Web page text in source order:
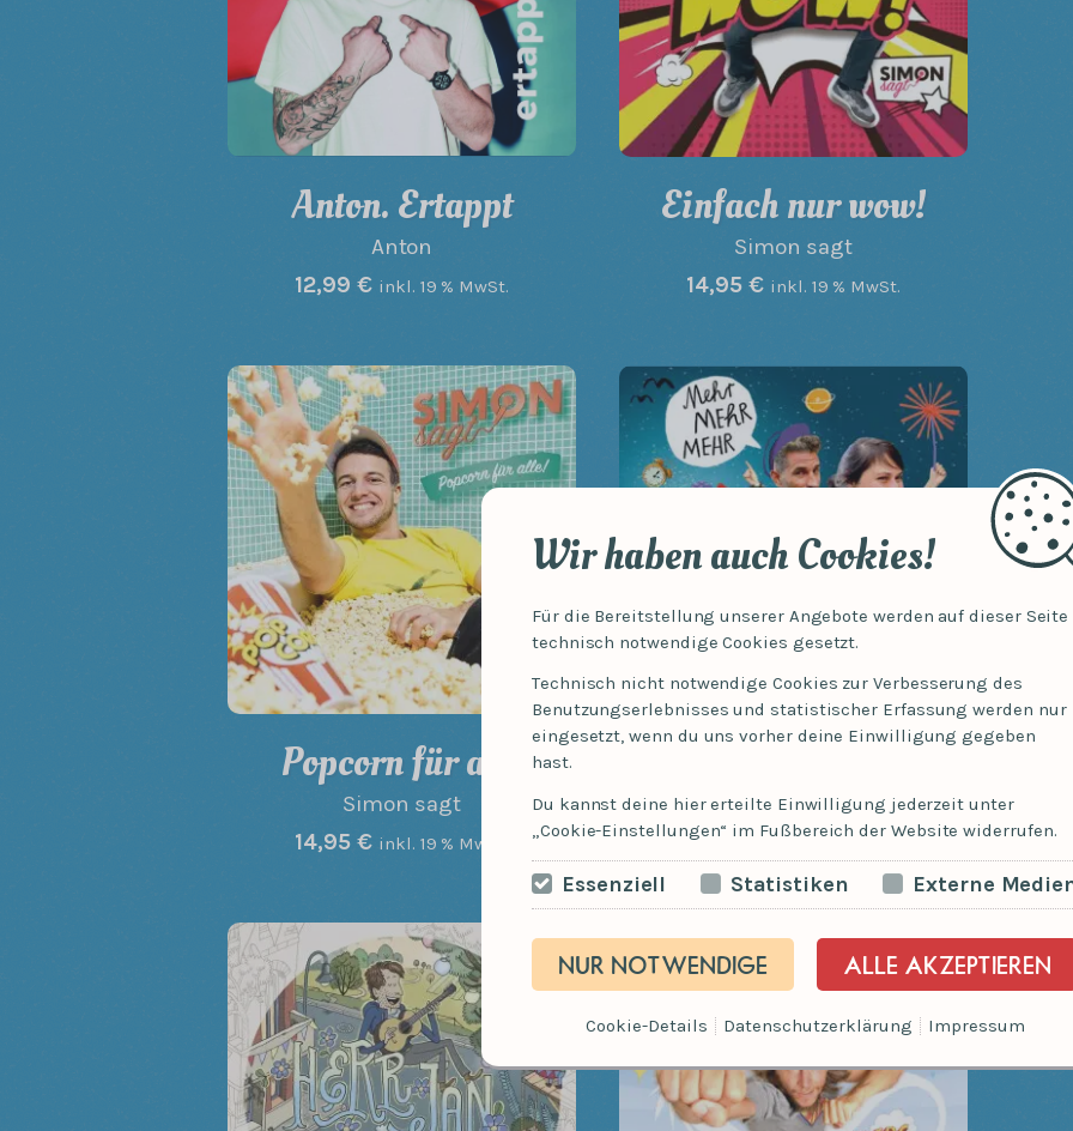
Anton. Ertappt
Anton
12,99€ inkl. 19 % MwSt.
Einfach nur wow!
Simon sagt
14,95€ inkl. 19 % MwSt.
Popcorn für alle
Simon sagt
14,95€ inkl. 19 % MwSt.
Mehr Mehr Mehr
Pauken und Planeten
15,00€ inkl. 19 % MwSt.
Wir haben auch Cookies!
Für die Bereitstellung unserer Angebote werden auf dieser Seite
technisch notwendige Cookies gesetzt.
Technisch nicht notwendige Cookies zur Verbesserung des
Benutzungserlebnisses und statistischer Erfassung werden nur
eingesetzt, wenn du uns vorher deine Einwilligung gegeben
hast.
Du kannst deine hier erteilte Einwilligung jederzeit unter
„Cookie-Einstellungen“ im Fußbereich der Website widerrufen.
Essenziell Statistiken Externe
NUR NOTWENDIGE ALLE AKZEPTIEREN
Cookie-Details Datenschutz Impressum